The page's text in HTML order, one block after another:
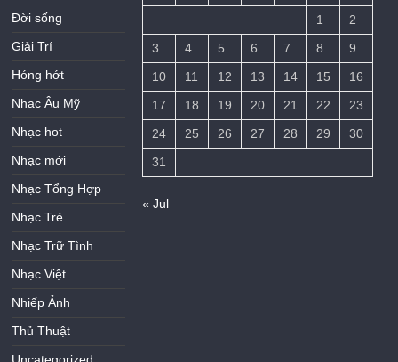
Đời sống
Giải Trí
Hóng hớt
Nhạc Âu Mỹ
Nhạc hot
Nhạc mới
Nhạc Tổng Hợp
Nhạc Trẻ
Nhạc Trữ Tình
Nhạc Việt
Nhiếp Ảnh
Thủ Thuật
1
2
3
4 5 6 7 8
9
10
11 12 13 14 15
16
17
18 19 20 21 22
23
24
25 26 27 28 29
30
31
« Jul